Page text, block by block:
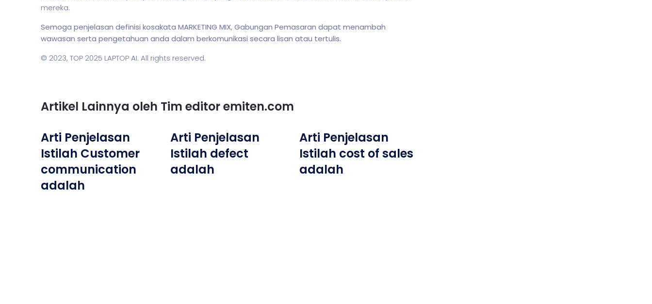
mereka.
Semoga penjelasan definisi kosakata MARKETING MIX, Gabungan Pemasaran dapat menambah
wawasan serta pengetahuan anda dalam berkomunikasi secara lisan atau tertulis.
© 2023, TOP 2025 LAPTOP AI. All rights reserved.
Artikel Lainnya oleh Tim editor emiten.com
Arti Penjelasan
Istilah Customer
communication
adalah
Arti Penjelasan
Istilah defect
adalah
Arti Penjelasan
Istilah cost of sales
adalah